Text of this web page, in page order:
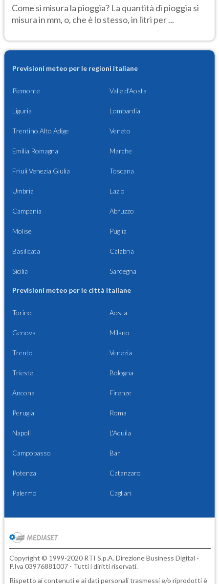
Come si misura la pioggia? La quantità di pioggia si
misura in mm, o, che è lo stesso, in litri per ...
Previsioni meteo per le regioni italiane
Piemonte Valle d'Aosta
Liguria Lombardia
Trentino Alto Adige Veneto
Emilia Romagna Marche
Friuli Venezia Giulia Toscana
Umbria Lazio
Campania Abruzzo
Molise Puglia
Basilicata Calabria
Sicilia Sardegna
Previsioni meteo per le città italiane
Torino Aosta
Genova Milano
Trento Venezia
Trieste Bologna
Ancona Firenze
Perugia Roma
Napoli L'Aquila
Campobasso Bari
Potenza Catanzaro
Palermo Cagliari
Copyright © 1999-2020 RTI S.p.A. Direzione Business Digital -
P.Iva 03976881007 - Tutti i diritti riservati.
Rispetto ai contenuti e ai dati personali trasmessi e/o riprodotti è